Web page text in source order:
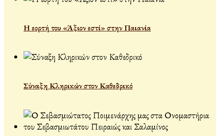
Η εορτή του «Άξιον εστί» στην Παιανία
Σύναξη Κληρικών στον Καθεδρικό